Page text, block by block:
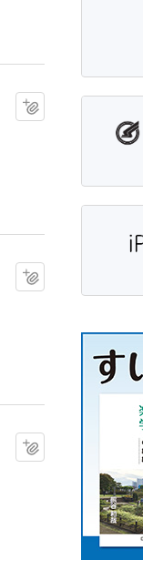
マイクリップに追加
マイクリップに追加